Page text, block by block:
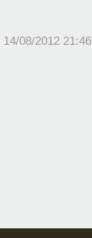
14/08/2012 21:46